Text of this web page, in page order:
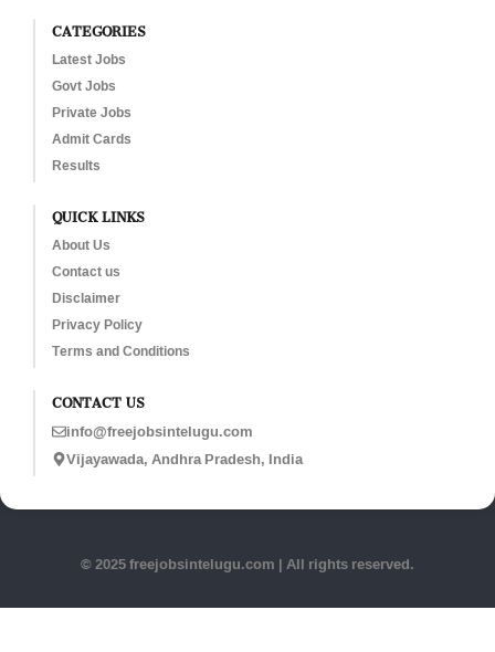
CATEGORIES
Latest Jobs
Govt Jobs
Private Jobs
Admit Cards
Results
QUICK LINKS
About Us
Contact us
Disclaimer
Privacy Policy
Terms and Conditions
CONTACT US
info@freejobsintelugu.com
Vijayawada, Andhra Pradesh, India
© 2025 freejobsintelugu.com | All rights reserved.